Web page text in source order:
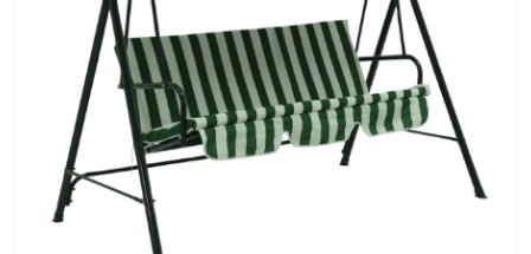
dezvoltat, cu Flexor Fitness-
dispozitiv pentru tonifiere muschi